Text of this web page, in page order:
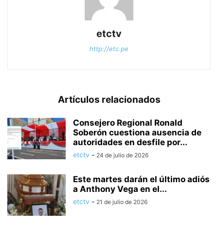
etctv
http://etc.pe
Artículos relacionados
Consejero Regional Ronald
Soberón cuestiona ausencia de
autoridades en desfile por...
etctv - 24 de julio de 2026
Este martes darán el último adiós
a Anthony Vega en el...
etctv - 21 de julio de 2026